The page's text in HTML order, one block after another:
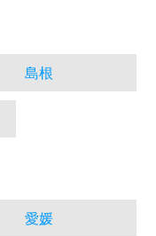
島根
愛媛